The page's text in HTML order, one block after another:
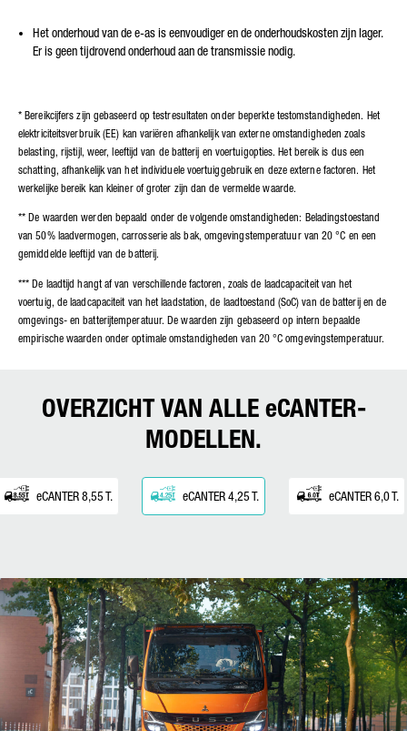
Het onderhoud van de e-as is eenvoudiger en de onderhoudskosten zijn lager.
Er is geen tijdrovend onderhoud aan de transmissie nodig.
* Bereikcijfers zijn gebaseerd op testresultaten onder beperkte testomstandigheden. Het
elektriciteitsverbruik (EE) kan variëren afhankelijk van externe omstandigheden zoals
belasting, rijstijl, weer, leeftijd van de batterij en voertuigopties. Het bereik is dus een
schatting, afhankelijk van het individuele voertuiggebruik en deze externe factoren. Het
werkelijke bereik kan kleiner of groter zijn dan de vermelde waarde.
** De waarden werden bepaald onder de volgende omstandigheden: Beladingstoestand
van 50% laadvermogen, carrosserie als bak, omgevingstemperatuur van 20 °C en een
gemiddelde leeftijd van de batterij.
*** De laadtijd hangt af van verschillende factoren, zoals de laadcapaciteit van het
voertuig, de laadcapaciteit van het laadstation, de laadtoestand (SoC) van de batterij en de
omgevings- en batterijtemperatuur. De waarden zijn gebaseerd op intern bepaalde
empirische waarden onder optimale omstandigheden van 20 °C omgevingstemperatuur.
OVERZICHT VAN ALLE eCANTER-
MODELLEN.
eCANTER 8,55 T. eCANTER 4,25 T. eCANTER 6,0 T.